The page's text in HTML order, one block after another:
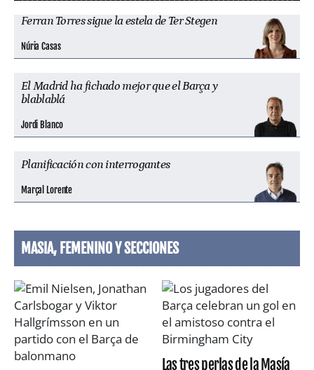
Ferran Torres sigue la estela de Ter Stegen
Núria Casas
El Madrid ha fichado mejor que el Barça y
blablablá
Jordi Blanco
Planificación con interrogantes
Marçal Lorente
MASIA, FEMENINO Y SECCIONES
Las tres perlas de la Masía